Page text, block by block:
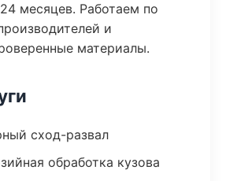
месяцев. Работаем по
и
материалы.
сход-развал
обработка кузова